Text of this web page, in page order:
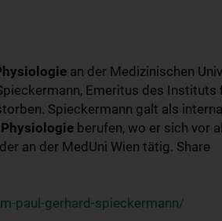
an der Medizinischen
Emeritus des Instituts
Spieckermann galt als
Physiologie berufen, wo er sich vor
an der MedUni Wien tätig. Share
paul-gerhard-spieckermann/